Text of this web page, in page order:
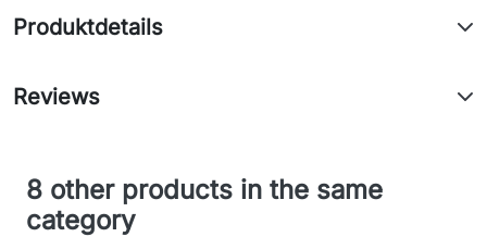
Produktdetails
Reviews
8 other products in the same
category